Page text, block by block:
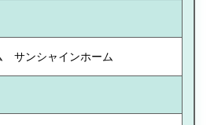
サンシャインホーム